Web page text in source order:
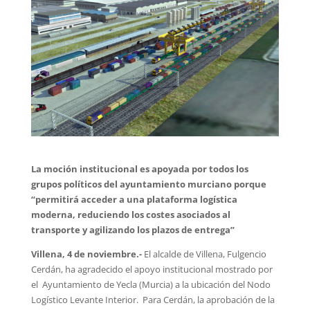
La moción institucional es apoyada por todos los
grupos políticos del ayuntamiento murciano porque
“permitirá acceder a una plataforma logística
moderna, reduciendo los costes asociados al
transporte y agilizando los plazos de entrega”
Villena, 4 de noviembre.- El alcalde de Villena, Fulgencio
Cerdán, ha agradecido el apoyo institucional mostrado por
el Ayuntamiento de Yecla (Murcia) a la ubicación del Nodo
Logístico Levante Interior. Para Cerdán, la aprobación de la